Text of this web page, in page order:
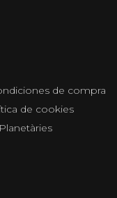
de compra
de cookies